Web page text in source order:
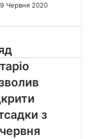
9 Червня 2020
з